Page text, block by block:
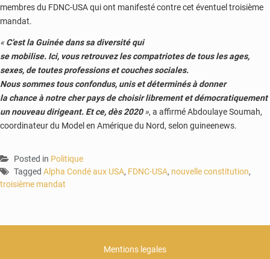
membres du FDNC-USA qui ont manifesté contre cet éventuel troisième
mandat.
«C’estla Guinéedanssa diversitéqui
semobilise. Ici, vousretrouvezlescompatriotesdetousles ages,
sexes, de toutes professionset couchessociales.
Noussommes tous confondus, uniset déterminés à donner
la chanceà notre cherpaysdechoisir librementetdémocratiquement
un nouveaudirigeant. Etce, dès2020», a affirméAbdoulaye Soumah,
coordinateur du Model en Amérique du Nord, selon guineenews.
Posted in Politique
Tagged Alpha Condé aux USA, FDNC-USA, nouvelle constitution,
troisième mandat
Mentions legales